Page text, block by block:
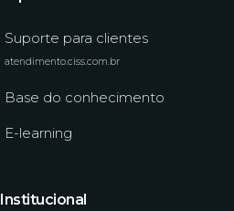
Suporte para clientes
atendimento.ciss.com.br
Base do conhecimento
E-learning
Institucional